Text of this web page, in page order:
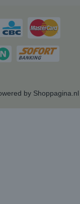
by Shoppagina.nl